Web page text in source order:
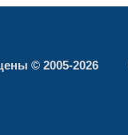
© 2005-2026